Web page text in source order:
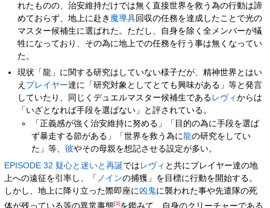
れたものの、治安維持だけでは無く直接世界を救う為の行動は諦
めておらず、地上に赴き 魔導具回収の任務を達成したことで光の
マスター候補生に選ばれた。ただし、自身を除く全メンバーが犠
牲になっており、その為に地上での任務を行う事は無くなってい
た。
現状「龍」に関する研究はしていない様子だが、精神世界とはい
え プレイヤー達に「研究対象としてとても興味がある」等と発言
していたり、同じくデュエルマスター候補生である レヴィからは
「いざとなれば手段を選ばない」と評されている。
「正義感が強く治安維持に努める」「目的の為に手段を選ば
ず暴走する節がある」「世界を救う為に龍の研究をしてい
た」等、彼やその母親を想記させる設定が多い。
EPISODE 32 疑心と迷いと再誕では レヴィ と共にプレイヤー達の地
上への遠征を引率し、「 ノインの捕獲」を目標に行動を開始する。
しかし、地上に降り立った際即座に 凶鬼に襲われた事や先遣隊の死
体が残っている等の異常事態[1] を鑑みて、自身のクリーチャーである